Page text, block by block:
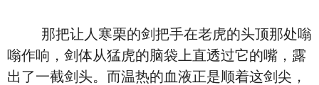
那把让人寒栗的剑把手在老虎的头顶那处嗡
嗡作响，剑体从猛虎的脑袋上直透过它的嘴，露
出了一截剑头。而温热的血液正是顺着这剑尖，